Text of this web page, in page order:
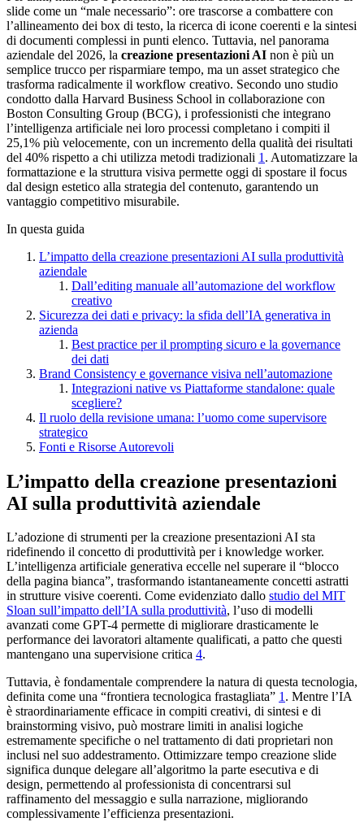
slide come un “male necessario”: ore trascorse a combattere con
l’allineamento dei box di testo, la ricerca di icone coerenti e la sintesi
di documenti complessi in punti elenco. Tuttavia, nel panorama
aziendale del 2026, la creazione presentazioni AI non è più un
semplice trucco per risparmiare tempo, ma un asset strategico che
trasforma radicalmente il workflow creativo. Secondo uno studio
condotto dalla Harvard Business School in collaborazione con
Boston Consulting Group (BCG), i professionisti che integrano
l’intelligenza artificiale nei loro processi completano i compiti il
25,1% più velocemente, con un incremento della qualità dei risultati
del 40% rispetto a chi utilizza metodi tradizionali 1 . Automatizzare la
formattazione e la struttura visiva permette oggi di spostare il focus
dal design estetico alla strategia del contenuto, garantendo un
vantaggio competitivo misurabile.
In questa guida
L’impatto della creazione presentazioni AI sulla produttività
aziendale
Dall’editing manuale all’automazione del workflow
creativo
Sicurezza dei dati e privacy: la sfida dell’IA generativa in
azienda
Best practice per il prompting sicuro e la governance
dei dati
Brand Consistency e governance visiva nell’automazione
Integrazioni native vs Piattaforme standalone: quale
scegliere?
Il ruolo della revisione umana: l’uomo come supervisore
strategico
Fonti e Risorse Autorevoli
L’impatto della creazione presentazioni
AI sulla produttività aziendale
L’adozione di strumenti per la creazione presentazioni AI sta
ridefinendo il concetto di produttività per i knowledge worker.
L’intelligenza artificiale generativa eccelle nel superare il “blocco
della pagina bianca”, trasformando istantaneamente concetti astratti
in strutture visive coerenti. Come evidenziato dallo studio del MIT
Sloan sull’impatto dell’IA sulla produttività, l’uso di modelli
avanzati come GPT-4 permette di migliorare drasticamente le
performance dei lavoratori altamente qualificati, a patto che questi
mantengano una supervisione critica 4.
Tuttavia, è fondamentale comprendere la natura di questa tecnologia,
definita come una “frontiera tecnologica frastagliata” 1. Mentre l’IA
è straordinariamente efficace in compiti creativi, di sintesi e di
brainstorming visivo, può mostrare limiti in analisi logiche
estremamente specifiche o nel trattamento di dati proprietari non
inclusi nel suo addestramento. Ottimizzare tempo creazione slide
significa dunque delegare all’algoritmo la parte esecutiva e di
design, permettendo al professionista di concentrarsi sul
raffinamento del messaggio e sulla narrazione, migliorando
complessivamente l’efficienza presentazioni.